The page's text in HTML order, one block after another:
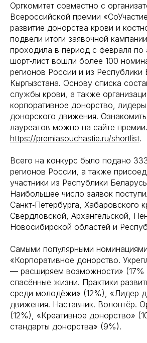
Оргкомитет совместно с
Всероссийской премии
развитие донорства крови и
подвели итоги заявочной
проходила в период с февраля по
шорт‑лист вошли более 100
регионов России и из Республики
Кыргызстана. Основу списка
службы крови, а также
корпоративное донорство, лидеры
донорского движения.
лауреатов можно на сайте премии.
https://premiasouchastie.ru/shortlist.
Всего на конкурс было подано
регионов России, а также
участники из Республики
Наибольшее число заявок
Санкт‑Петербурга, Хабаровского
Свердловской, Архангельской,
Новосибирской областей и
Самыми популярными
«Корпоративное донорство.
— расширяем возможности» (17%
спасённые жизни. Практики
среди молодёжи» (12%), «Лидер
движения. Наставник. Волонтёр.
(12%), «Креативное донорство»
стандарты донорства» (9%).